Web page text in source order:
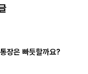
장은 빠듯할까요?